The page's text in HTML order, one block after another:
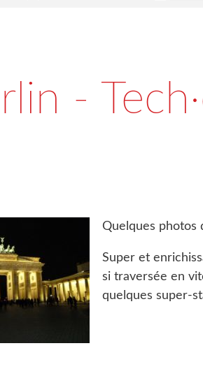
-
Quelques photos
Super et
si traversée en
quelques super-